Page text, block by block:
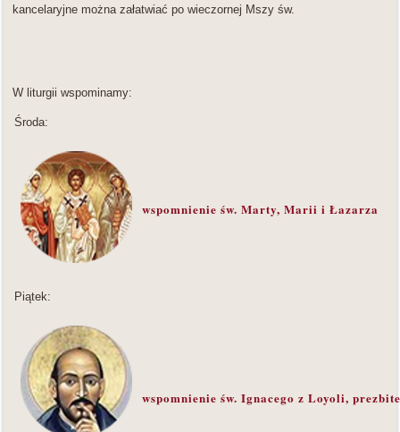
kancelaryjne można załatwiać po wieczornej Mszy św.
W liturgii wspominamy:
Środa:
wspomnienie św. Marty, Marii i Łazarza
Piątek:
wspomnienie św. Ignacego z Loyoli,